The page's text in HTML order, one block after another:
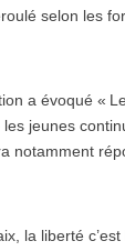
selon les
a évoqué «
jeunes
notamment
la liberté c’est